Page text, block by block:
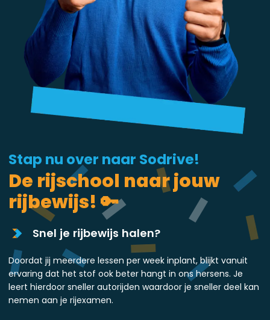
Stap nu over naar Sodrive!
De rijschool naar jouw
rijbewijs! 🔑
Snel je rijbewijs halen?
Doordat jij meerdere lessen per week inplant, blijkt vanuit
ervaring dat het stof ook beter hangt in ons hersens. Je
leert hierdoor sneller autorijden waardoor je sneller deel kan
nemen aan je rijexamen.